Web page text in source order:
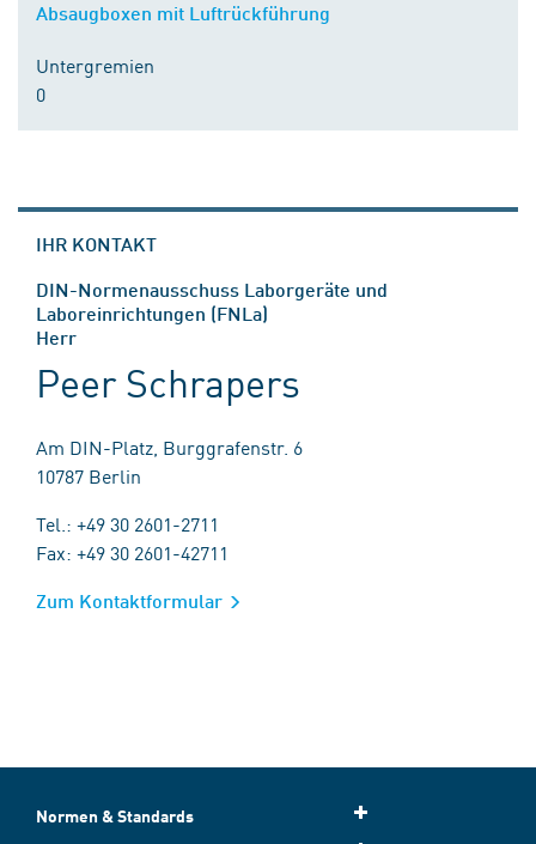
Absaugboxen mit Luftrückführung
Untergremien
0
IHR KONTAKT
DIN-Normenausschuss Laborgeräte und
Laboreinrichtungen (FNLa)
Herr
Peer Schrapers
Am DIN-Platz, Burggrafenstr. 6
10787 Berlin
Tel.: +49 30 2601-2711
Fax: +49 30 2601-42711
Zum Kontaktformular
Normen & Standards